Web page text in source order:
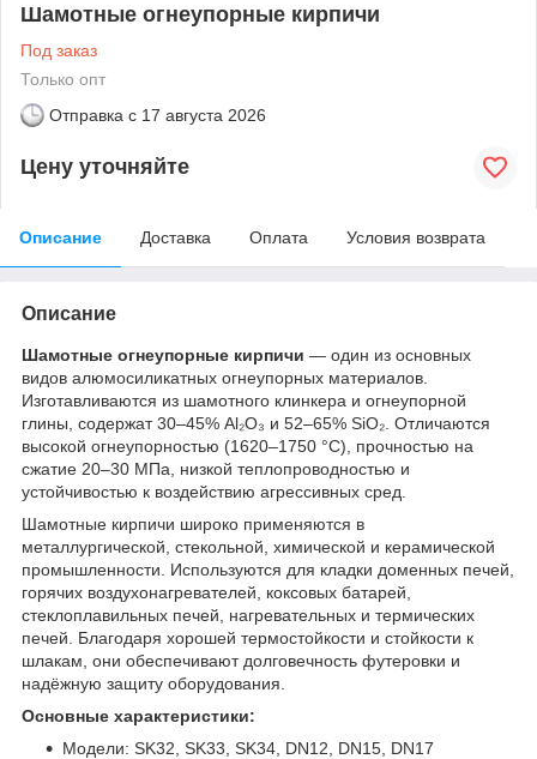
Шамотные огнеупорные кирпичи
Под заказ
Только опт
Отправка с 17 августа 2026
Цену уточняйте
Описание Доставка Оплата Условия возврата
Описание
Шамотные огнеупорные кирпичи — один из основных
видов алюмосиликатных огнеупорных материалов.
Изготавливаются из шамотного клинкера и огнеупорной
глины, содержат 30–45% Al₂O₃ и 52–65% SiO₂. Отличаются
высокой огнеупорностью (1620–1750 °С), прочностью на
сжатие 20–30 МПа, низкой теплопроводностью и
устойчивостью к воздействию агрессивных сред.
Шамотные кирпичи широко применяются в
металлургической, стекольной, химической и керамической
промышленности. Используются для кладки доменных печей,
горячих воздухонагревателей, коксовых батарей,
стеклоплавильных печей, нагревательных и термических
печей. Благодаря хорошей термостойкости и стойкости к
шлакам, они обеспечивают долговечность футеровки и
надёжную защиту оборудования.
Основные характеристики:
Модели: SK32, SK33, SK34, DN12, DN15, DN17